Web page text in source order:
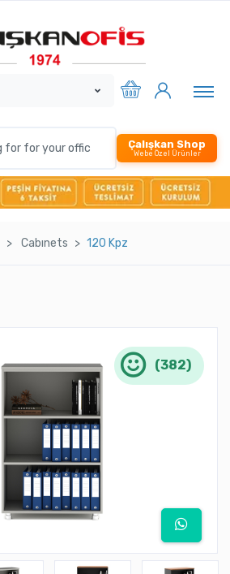
Çalışkan Shop
Webe Özel Ürünler
Cabınets 120 Kpz
(382)